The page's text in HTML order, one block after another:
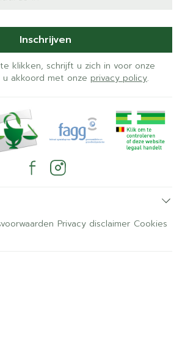
Inschrijven
klikken, schrijft u zich in voor onze
akkoord met onze privacy policy.
Privacy disclaimer Cookies